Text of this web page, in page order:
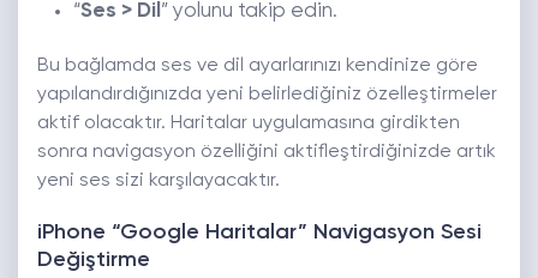
“Ses > Dil ” yolunu takip edin.
Bu bağlamda ses ve dil ayarlarınızı kendinize göre
yapılandırdığınızda yeni belirlediğiniz özelleştirmeler
aktif olacaktır. Haritalar uygulamasına girdikten
sonra navigasyon özelliğini aktifleştirdiğinizde artık
yeni ses sizi karşılayacaktır.
iPhone “Google Haritalar” Navigasyon Sesi
Değiştirme